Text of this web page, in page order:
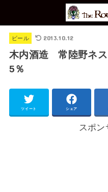
ビール 2013.10.12
木内酒造 常陸野ネ
5％
ツイート シェア
スポン